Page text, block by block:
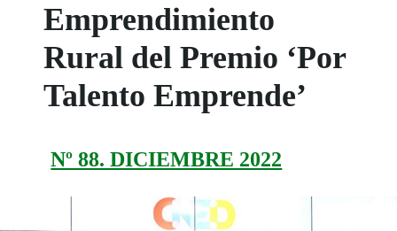
Emprendimiento
Rural del Premio ‘Por
Talento Emprende’
Nº 88. DICIEMBRE 2022